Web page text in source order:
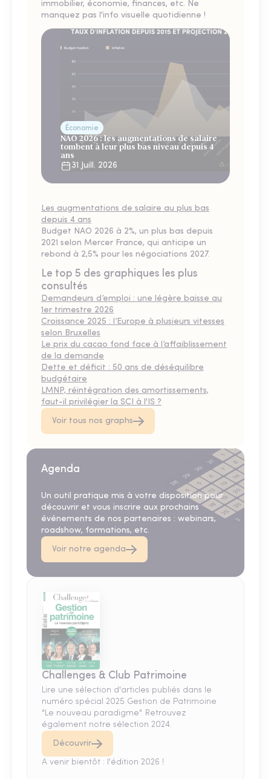
immobilier, économie, finances, etc. Ne
manquez pas l'info visuelle quotidienne !
Économie
NAO 2026 : les augmentations de salaire
tombent à leur plus bas niveau depuis 4
ans
31 Juill. 2026
Les augmentations de salaire au plus bas
depuis 4 ans
Budget NAO 2026 à 2%, un plus bas depuis
2021 selon Mercer France, qui anticipe un
rebond à 2,5% pour les négociations 2027.
Le top 5 des graphiques les plus
consultés
Demandeurs d’emploi : une légère baisse au
1er trimestre 2026
Croissance 2025 : l’Europe à plusieurs vitesses
selon Bruxelles
Le prix du cacao fond face à l’affaiblissement
de la demande
Dette et déficit : 50 ans de déséquilibre
budgétaire
LMNP, réintégration des amortissements,
faut-il privilégier la SCI à l'IS ?
Voir tous nos graphs
Agenda
Un outil pratique mis à votre disposition pour
découvrir et vous inscrire aux prochains
événements de nos partenaires : webinars,
roadshow, formations, etc.
Voir notre agenda
Challenges & Club Patrimoine
Lire une sélection d'articles publiés dans le
numéro spécial 2025 Gestion de Patrimoine
"Le nouveau paradigme". Retrouvez
également notre sélection 2024.
Découvrir
A venir bientôt : l'édition 2026 !